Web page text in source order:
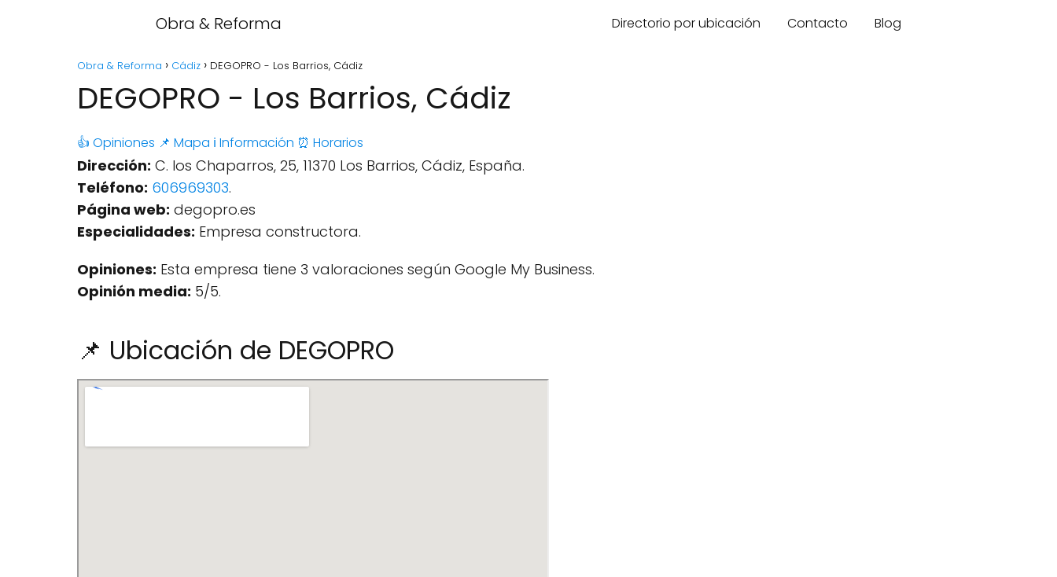
Obra & Reforma Directorio por ubicación Contacto Blog
Obra & Reforma Cádiz DEGOPRO - Los Barrios, Cádiz
DEGOPRO - Los Barrios, Cádiz
👍 Opiniones 📌 Mapa ℹ️ Información ⏰ Horarios
Dirección: C. los Chaparros, 25, 11370 Los Barrios, Cádiz, España.
Teléfono: 606969303.
Página web: degopro.es
Especialidades: Empresa constructora.
Opiniones: Esta empresa tiene 3 valoraciones según Google My Business.
Opinión media: 5/5.
📌 Ubicación de DEGOPRO